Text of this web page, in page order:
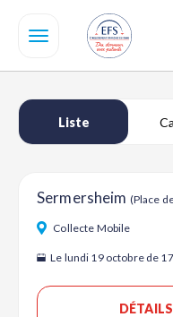
contenu
Liste
Sermersheim (Place
Collecte Mobile
Le lundi 19 octobre de